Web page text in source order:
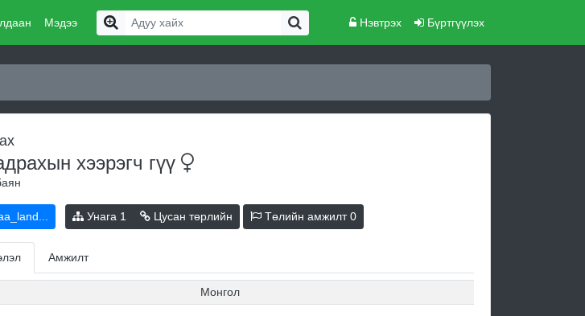
Мэдээ Нэвтрэх Бүртгүүлэх
хээрэгч гүү
Унага 1 Цусан төрлийн Төлийн амжилт0
Амжилт
Монгол